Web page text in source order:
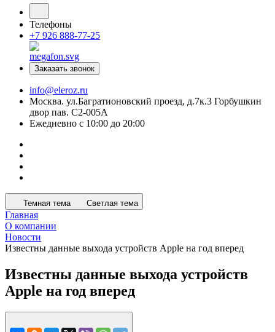
Телефоны
+7 926 888-77-25
Заказать звонок
info@eleroz.ru
Москва. ул.Багратионовский проезд, д.7к.3 Горбушкин
двор пав. C2-005A
Ежедневно с 10:00 до 20:00
Темная тема Светлая тема
Главная
О компании
Новости
Известны данные выхода устройств Apple на год вперед
Известны данные выхода устройств
Apple на год вперед